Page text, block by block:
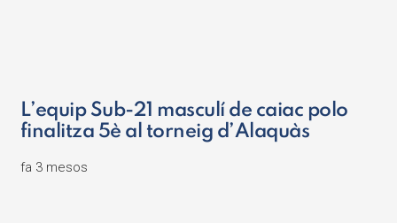
L’equip Sub-21 masculí de caiac polo
finalitza 5è al torneig d’Alaquàs
fa 3 mesos